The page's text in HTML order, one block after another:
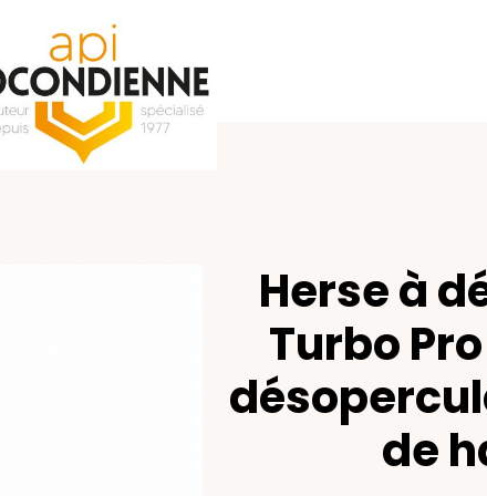
CADEAUX
Herse à
Turbo
de